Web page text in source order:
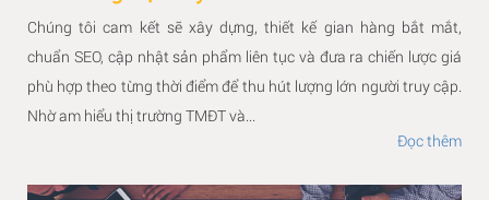
Chúng tôi cam kết sẽ xây dựng, thiết kế gian hàng bắt mắt,
chuẩn SEO, cập nhật sản phẩm liên tục và đưa ra chiến lược giá
phù hợp theo từng thời điểm để thu hút lượng lớn người truy cập.
Nhờ am hiểu thị trường TMĐT và...
Đọc thêm